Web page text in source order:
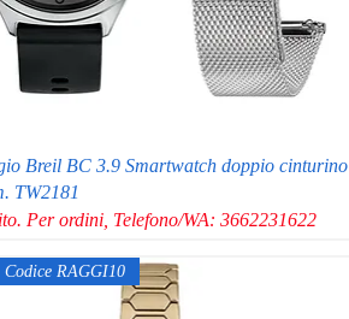
Breil BC 3.9 Smartwatch doppio cinturino
TW2181
Per ordini, Telefono/WA: 3662231622
Codice RAGGI10